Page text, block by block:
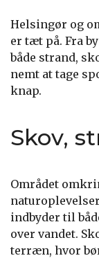
Helsingør og
er tæt på. Fra
både strand,
nemt at tage
knap.
Skov,
Området
indbyder til
over vandet.
terræn, hvor